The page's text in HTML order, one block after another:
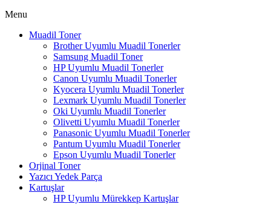
Menu
Muadil Toner
Brother Uyumlu Muadil Tonerler
Samsung Muadil Toner
HP Uyumlu Muadil Tonerler
Canon Uyumlu Muadil Tonerler
Kyocera Uyumlu Muadil Tonerler
Lexmark Uyumlu Muadil Tonerler
Oki Uyumlu Muadil Tonerler
Olivetti Uyumlu Muadil Tonerler
Panasonic Uyumlu Muadil Tonerler
Pantum Uyumlu Muadil Tonerler
Epson Uyumlu Muadil Tonerler
Orjinal Toner
Yazıcı Yedek Parça
Kartuşlar
HP Uyumlu Mürekkep Kartuşlar